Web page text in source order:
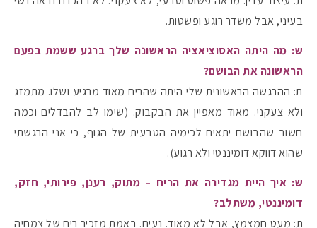
בעיני, אבל משדר רוגע ופשטות.
ש: מה היתה האסוציאציה הראשונה שלך ברגע ששמת בפעם
הראשונה את הבושם?
ת: ההרגשה הראשונית שלי היתה שהריח מאוד מרגיע ושלו. מתמזג
ולא צעקני. מאוד מאפיין את הבקבוק. (שימו לב להבדלים וכמה
חשוב שהבושם יתאים לכימיה הטבעית של הגוף, כי אני הרגשתי
שהוא דווקא דומיננטי ולא רגוע).
ש: איך היית מגדירה את הריח – מתוק, רענן, פירותי, חזק,
דומיננטי, משתלב?
ת: מעט חמצמץ, אבל לא מאוד. נעים. באמת מזכיר ריח של צמחיה